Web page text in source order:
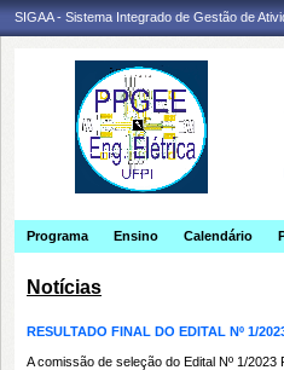
SIGAA - Sistema Integrado de Gestão de
Programa Ensino Calendário
Notícias
RESULTADO FINAL DO EDITAL Nº 1/
A comissão de seleção do Edital Nº 1/